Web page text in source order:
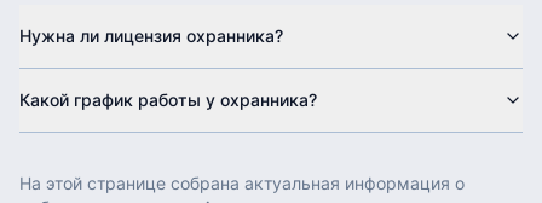
Нужна ли лицензия охранника?
Какой график работы у охранника?
На этой странице собрана актуальная информация о